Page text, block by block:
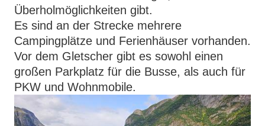
Überholmöglichkeiten gibt.
Es sind an der Strecke mehrere
Campingplätze und Ferienhäuser vorhanden.
Vor dem Gletscher gibt es sowohl einen
großen Parkplatz für die Busse, als auch für
PKW und Wohnmobile.